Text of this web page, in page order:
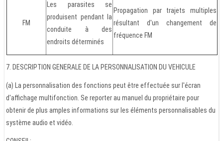
FM
Les parasites se
produisent pendant la
conduite à des
endroits déterminés
Propagation par trajets multiples
résultant d'un changement de
fréquence FM
7. DESCRIPTION GENERALE DE LA PERSONNALISATION DU VEHICULE
(a) La personnalisation des fonctions peut être effectuée sur l'écran
d'affichage multifonction. Se reporter au manuel du propriétaire pour
obtenir de plus amples informations sur les éléments personnalisables du
système audio et vidéo.